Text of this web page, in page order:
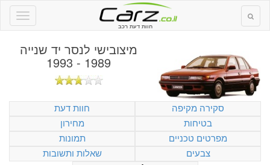
חוות דעת רכב
מיצובישי לנסר יד שנייה
1989 - 1993
סקירה מקיפה
חוות דעת
בטיחות
מחירון
מפרטים טכניים
תמונות
צבעים
שאלות ותשובות